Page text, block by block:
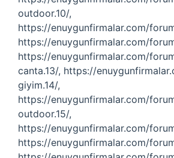
outdoor.10/,
https://enuygunfirmalar.com/
https://enuygunfirmalar.com/
https://enuygunfirmalar.com/
canta.13/, https://
giyim.14/,
https://enuygunfirmalar.com/
outdoor.15/,
https://enuygunfirmalar.com/
https://enuygunfirmalar.com/